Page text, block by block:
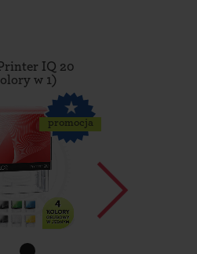
IQ 20
w 1)
promocja